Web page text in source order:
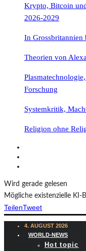
Krypto, Bitcoin
2026-2029
In Grossbritannien
Theorien von
Forschung
Systemkritik,
Religion ohne
Wird gerade gelesen
Mögliche existenzielle
TeilenTweet
4. AUGUST 2026
WORLD-NEWS
Hot topic